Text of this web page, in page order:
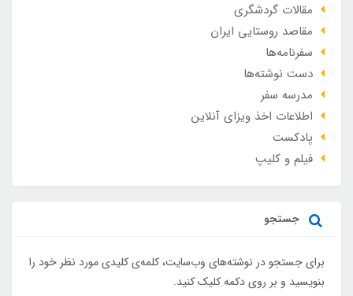
مقالات گردشگری
مقاصد روستایی ایران
سفرنامه‌ها
دست نوشته‌ها
مدرسه سفر
اطلاعات اخذ ویزای آنلاین
پادکست
فیلم و کلیپ
جستجو
برای جستجو در نوشته‌های وب‌سایت، کلمه‌ی کلیدی مورد نظر خود را
بنویسید و بر روی دکمه کلیک کنید.